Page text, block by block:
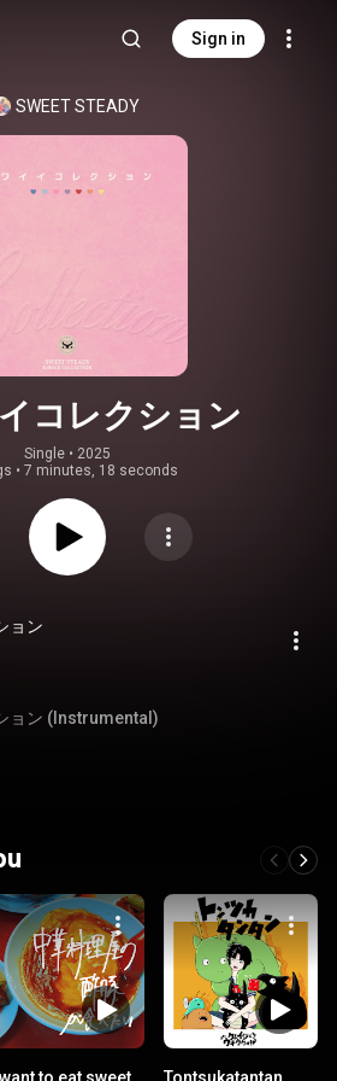
Sign in
SWEET STEADY
コレクション
Single • 2025
• 7 minutes, 18 seconds
ョン
ョン (Instrumental)